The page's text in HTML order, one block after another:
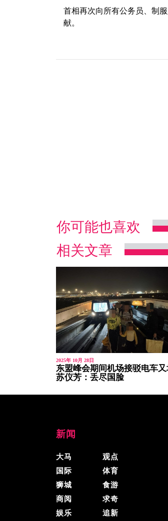
首相再次向所有公务员、制
献。
你可能也喜欢
相关文章
2025年 10月 28日
东盟峰会期间机场接驳电车又
苏仪芳：丢尽国脸
新闻
大马
国际
狮城
商阅
娱乐
观点
体育
食游
求奇
追新